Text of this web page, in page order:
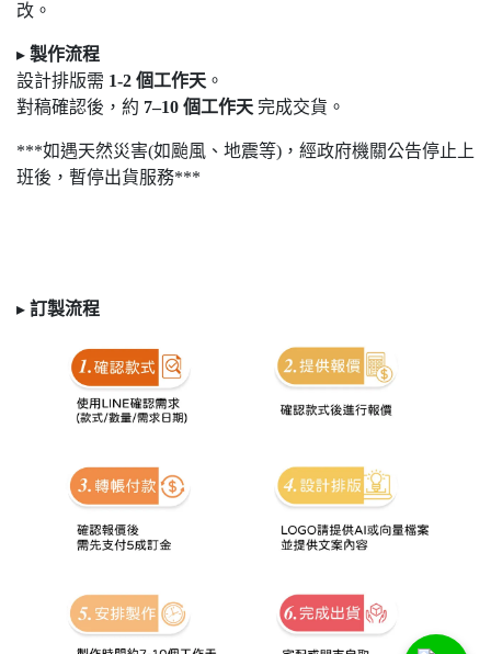
改。
▸ 製作流程
設計排版需 1-2 個工作天 。
對稿確認後，約 7–10 個工作天 完成交貨。
***如遇天然災害(如颱風、地震等)，經政府機關公告停止上
班後，暫停出貨服務***
▸ 訂製流程